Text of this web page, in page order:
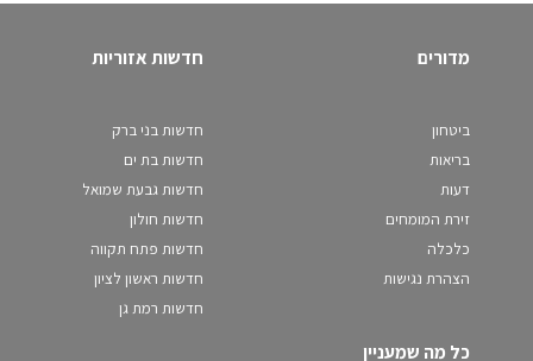
מדורים
ביטחון
בריאות
דעות
זירת המומחים
כלכלה
הצהרת נגישות
חדשות אזוריות
חדשות בני ברק
חדשות בת ים
חדשות גבעת שמואל
חדשות חולון
חדשות פתח תקווה
חדשות ראשון לציון
חדשות רמת גן
כל מה שמעניין